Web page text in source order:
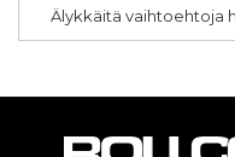
Älykkäitä vaihtoehtoja